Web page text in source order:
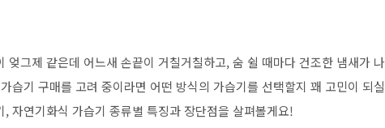
엊그제 같은데 어느새 손끝이 거칠거칠하고, 숨 쉴 때마다 건조한 냄새가
습기 구매를 고려 중이라면 어떤 방식의 가습기를 선택할지 꽤 고민이 되
자연기화식 가습기 종류별 특징과 장단점을 살펴볼게요!